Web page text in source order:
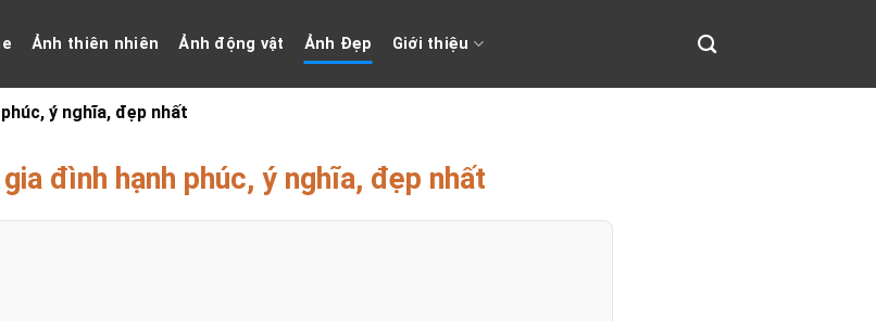
Ảnh thiên nhiên Ảnh động vật Ảnh Đẹp Giới thiệu
ý nghĩa, đẹp nhất
đình hạnh phúc, ý nghĩa, đẹp nhất